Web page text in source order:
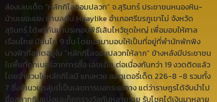
ส่องเลขเด็ด “หลักกิโลจอมปลวก” จ.สุรินทร์ ประชาชนหนองหิน-
บ้านเยอะแยะ ตำบลตึม Huaylike อำเภอศรีขรภูเขาไม่ จังหวัด
สุรินทร์ ได้พากันมาประกอบพิธีเส้นไหว้ชุดใหญ่ เพื่อมอบให้ศาล
เรือนไทย มีบันได 9 ชั้น โดยเอามามอบให้เป็นที่อยู่ที่พำนักพักพิง
นางฟ้าที่สถิตอยู่ใน “หลักกิโลจอมปลวกให้ลาภ” ข้างหลังมีประชาชน
ในพื้นที่ถูกเบอร์จากการซื้อ เลขเด็ด ต่อเนื่องกันกว่า 19 งวดติดแล้ว
โดยจำนวนในหลักกิโลมี แทงหวย ลอตเตอรี่เด็ด 226-8 -8 รวมทั้ง
7 ซึ่งจำนวนกลุ่มนี้เป็นเลขการบอกระยะทาง แต่ว่าราษฎรได้จับนำไป
ซื้อสลากกินแบ่งและก็ถูกรางวัลกันหลายราย รับโชคได้เงินมาหลาย